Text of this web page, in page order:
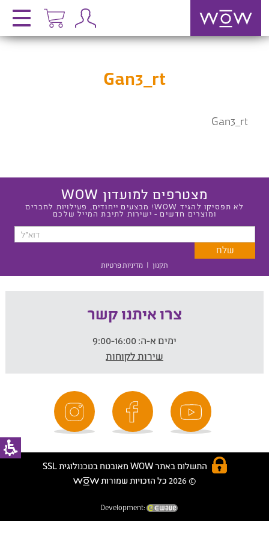
Gan3_rt
Gan3_rt
מצטרפים למועדון WOW
לא תפסיקו להגיד WOW! מבצעים ייחודים, פעילויות לחברים
ומוצרים חדשים - ישירות לתיבת המייל שלכם
תקנון | מדיניות פרטיות
צרו איתנו קשר
ימים א-ה:
שירות לקוחות
התשלום באתר WOW מאובטח בטכנולוגית SSL
© 2026 כל הזכויות שמורות
Development: